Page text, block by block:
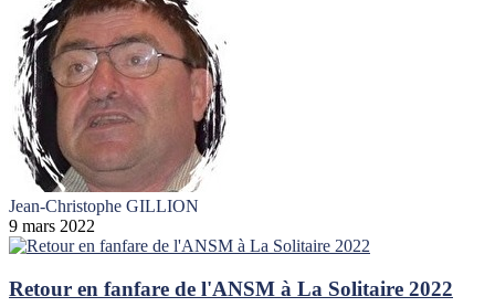
Jean-Christophe GILLION
9 mars 2022
Retour en fanfare de l'ANSM à La Solitaire 2022